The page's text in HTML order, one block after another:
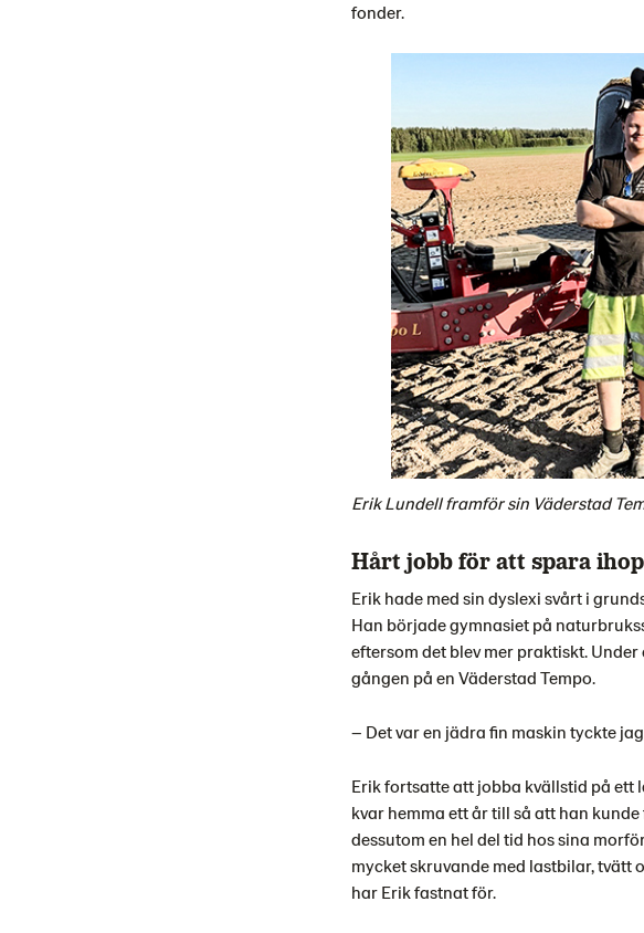
fonder.
Erik Lundell framför sin Väderstad
Hårt jobb för att spara
Erik hade med sin dyslexi svårt i
Han började gymnasiet på
eftersom det blev mer praktiskt.
gången på en Väderstad Tempo.
– Det var en jädra fin maskin tyckte
Erik fortsatte att jobba kvällstid på ett
kvar hemma ett år till så att han
dessutom en hel del tid hos sina
mycket skruvande med lastbilar, tvätt
har Erik fastnat för.